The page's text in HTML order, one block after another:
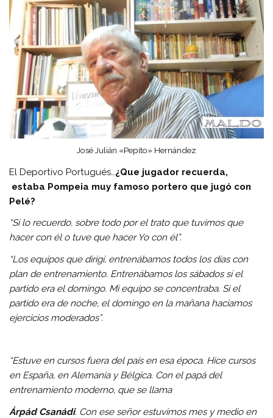
José Julián «Pepito» Hernández
El Deportivo Portugués…¿Que jugador recuerda,
estaba Pompeia muy famoso portero que jugó con
Pelé?
“Si lo recuerdo, sobre todo por el trato que tuvimos que
hacer con él o tuve que hacer Yo con él”.
“Los equipos que dirigí, entrenábamos todos los días con
plan de entrenamiento. Entrenábamos los sábados sí el
partido era el domingo. Mi equipo se concentraba. Si el
partido era de noche, el domingo en la mañana hacíamos
ejercicios moderados”.
“Estuve en cursos fuera del país en esa época. Hice cursos
en España, en Alemania y Bélgica. Con el papá del
entrenamiento moderno, que se llama
Árpád Csanádi. Con ese señor estuvimos mes y medio en